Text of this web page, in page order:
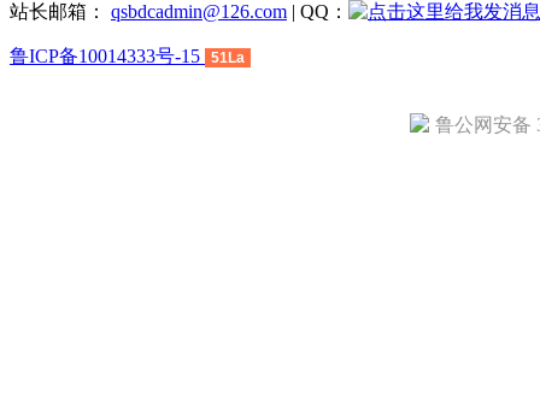
站长邮箱： qsbdcadmin@126.com | QQ：
鲁ICP备10014333号-15 51La
鲁公网安备